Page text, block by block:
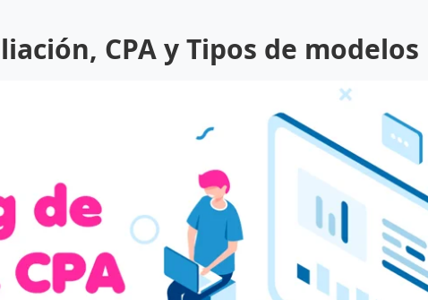
CPA y Tipos de modelos